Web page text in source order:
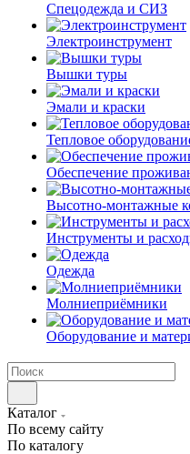
Спецодежда и СИЗ
Электроинструмент
Вышки туры
Эмали и краски
Тепловое
Обеспечение
Высотно-монтажные
Инструменты и
Одежда
Молниеприёмники
Оборудование и
Каталог
По всему сайту
По каталогу